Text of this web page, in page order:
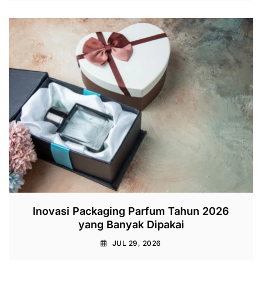
Inovasi Packaging Parfum Tahun 2026
yang Banyak Dipakai
JUL 29, 2026